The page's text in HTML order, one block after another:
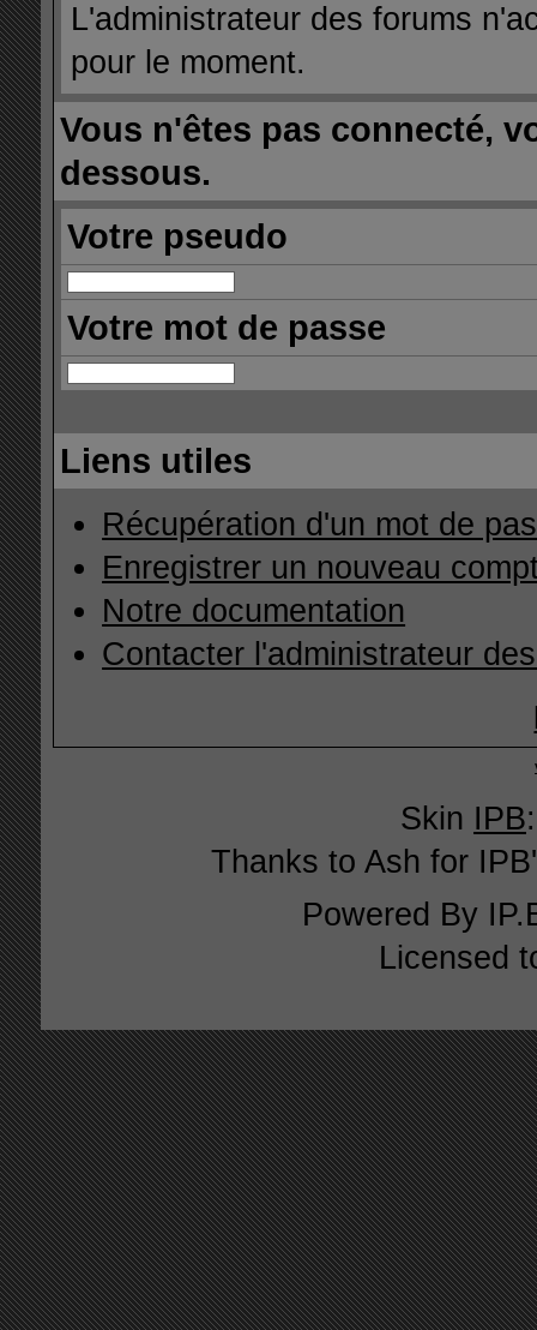
L'administrateur des forums
pour le moment.
Vous n'êtes pas connecté,
dessous.
Votre pseudo
Votre mot de passe
Liens utiles
Récupération d'un mot de
Enregistrer un nouveau
Notre documentation
Contacter l'administrateur
Skin IPB
Thanks to Ash for
Powered By
Licensed